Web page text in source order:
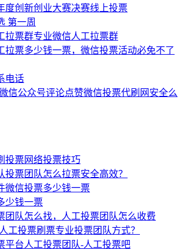
度创新创业大赛决赛线上投票
第一周
拉票群专业微信人工拉票群
拉票多少钱一票，微信投票活动必免不了
电话
信公众号评论点赞微信投票代刷网安全么
投票网络投票技巧
投票团队怎么拉票安全高效？
微信投票多少钱一票
少钱一票
团队怎么找，人工投票团队怎么收费
工投票刷票专业投票团队方式？
平台人工投票团队-人工投票吧